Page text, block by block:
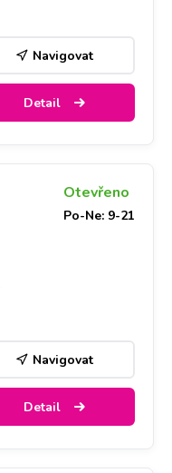
Navigovat
Detail
Otevřeno
Po-Ne: 9-21
Navigovat
Detail